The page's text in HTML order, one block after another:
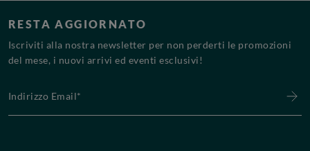
RESTA AGGIORNATO
Iscriviti alla nostra newsletter per non perderti le promozioni
del mese, i nuovi arrivi ed eventi esclusivi!